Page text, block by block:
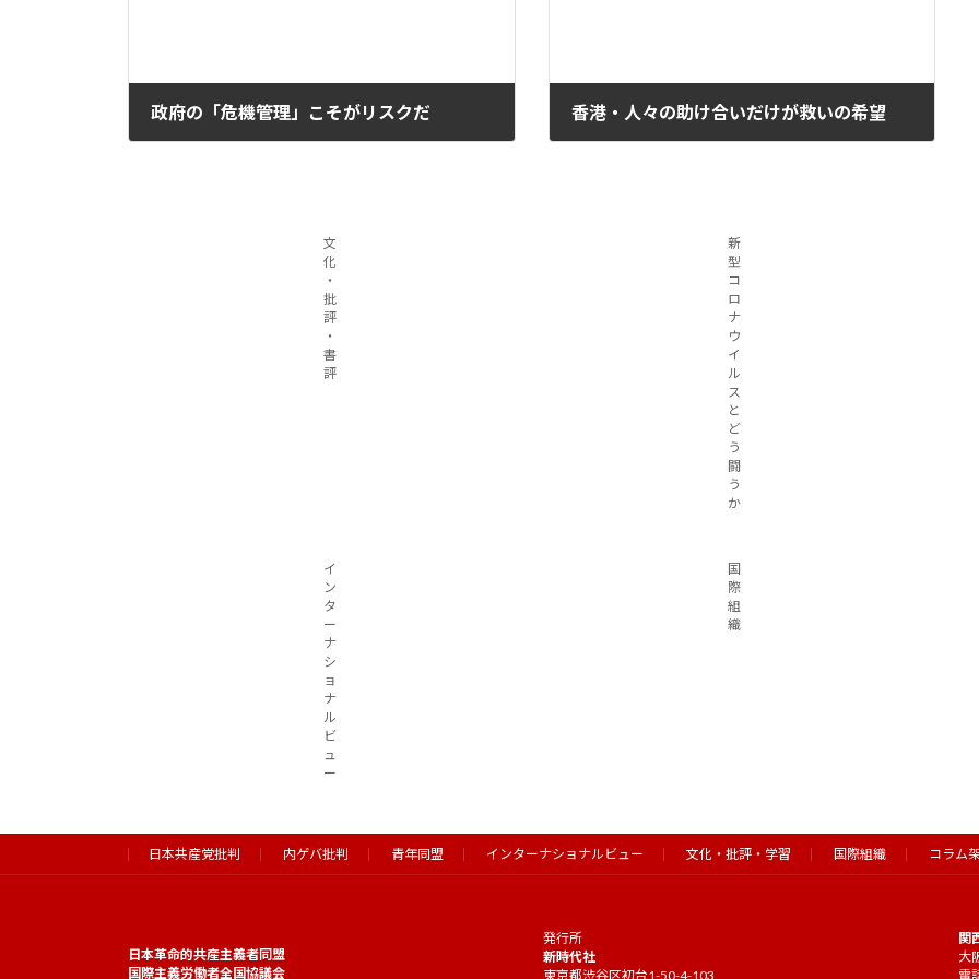
政府の「危機管理」こそがリスクだ 香港・人々の助け合いだけが救いの希望
文
化
・
批
評
・
書
評
新
型
コ
ロ
ナ
ウ
イ
ル
ス
と
ど
う
闘
う
か
イ
ン
タ
ー
ナ
シ
ョ
ナ
ル
ビ
ュ
ー
国
際
組
織
日本共産党批判 内ゲバ批判 青年同盟 インターナショナルビュー 文化・批評・学習 国際組織 コラム
日本革命的共産主義者同盟
国際主義労働者全国協議会
発行所
新時代社
東京都渋谷区初台1-50-4-103
関
大
電